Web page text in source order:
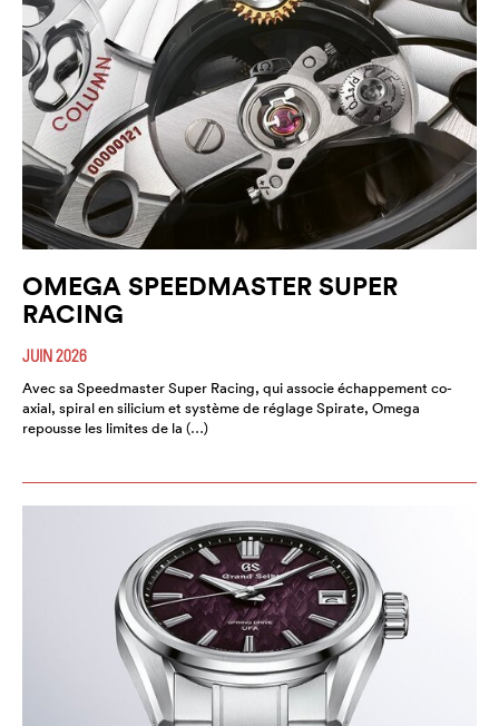
OMEGA SPEEDMASTER SUPER
RACING
JUIN 2026
Avec sa Speedmaster Super Racing, qui associe échappement co-
axial, spiral en silicium et système de réglage Spirate, Omega
repousse les limites de la (…)